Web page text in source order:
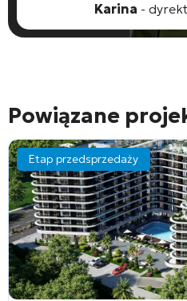
Karina -
Powiązane
Etap przedsprzedaży